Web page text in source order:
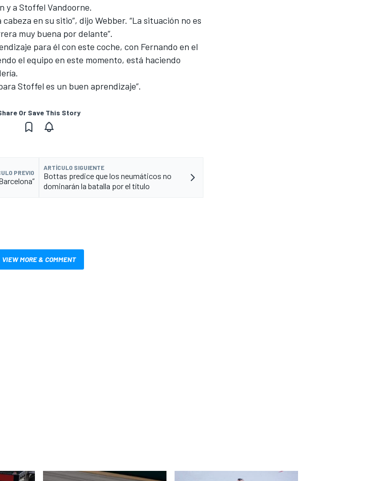
y a Stoffel Vandoorne.
en su sitio”, dijo Webber. “La situación no es
muy buena por delante”.
para él con este coche, con Fernando en el
el equipo en este momento, está haciendo
Stoffel es un buen aprendizaje”.
Or Save This Story
PREVIO
ARTÍCULO SIGUIENTE
Bottas predice que los neumáticos no
dominarán la batalla por el título
VIEW MORE & COMMENT